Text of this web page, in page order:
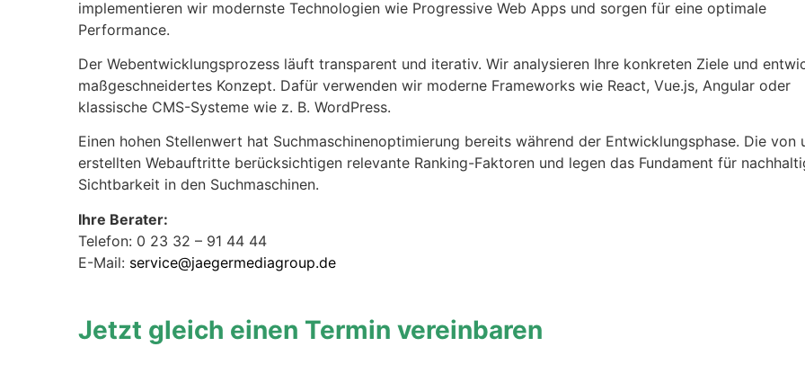
implementieren wir modernste Technologien wie Progressive Web Apps und sorgen für eine optimale
Performance.
Der Webentwicklungsprozess läuft transparent und iterativ. Wir analysieren Ihre konkreten Ziele und
maßgeschneidertes Konzept. Dafür verwenden wir moderne Frameworks wie React, Vue.js, Angular oder
klassische CMS-Systeme wie z. B. WordPress.
Einen hohen Stellenwert hat Suchmaschinenoptimierung bereits während der Entwicklungsphase. Die von
erstellten Webauftritte berücksichtigen relevante Ranking-Faktoren und legen das Fundament für
Sichtbarkeit in den Suchmaschinen.
Ihre Berater:
Telefon: 0 23 32 – 91 44 44
E-Mail: service@jaegermediagroup.de
Jetzt gleich einen Termin vereinbaren